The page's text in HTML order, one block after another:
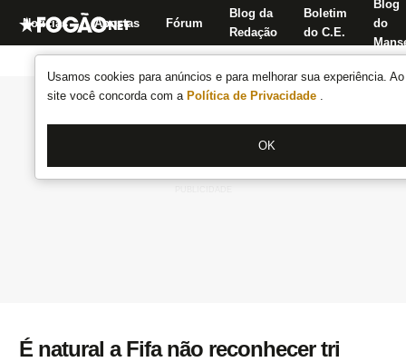
Usamos cookies para anúncios e para melhorar sua experiência.
site você concorda com a Política de Privacidade .
OK
Notícias Apostas Fórum
Blog da
Redação
Boletim
do C.E.
Blog
do
É natural a Fifa não reconhecer tri